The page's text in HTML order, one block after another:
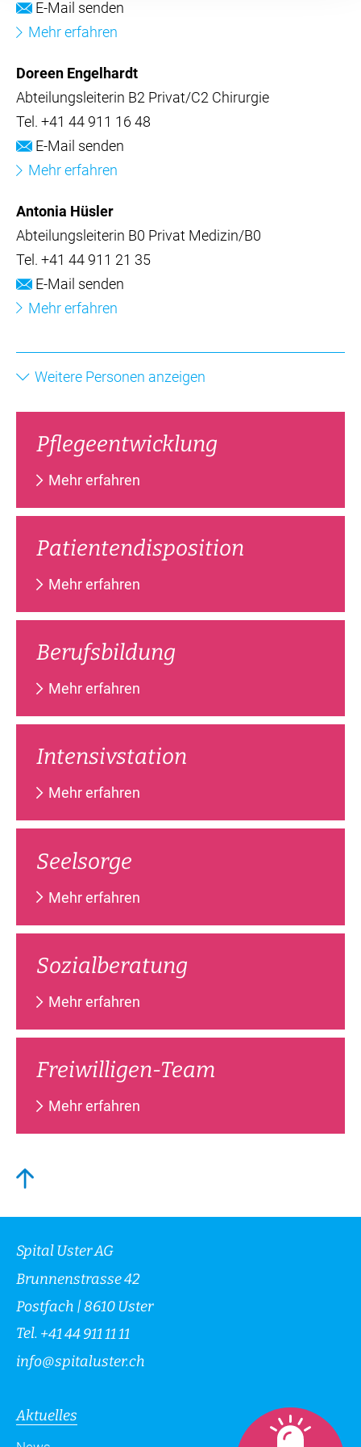
E-Mail senden
Mehr erfahren
Doreen Engelhardt
Abteilungsleiterin B2 Privat/C2 Chirurgie
Tel. +41 44 911 16 48
E-Mail senden
Mehr erfahren
Antonia Hüsler
Abteilungsleiterin B0 Privat Medizin/B0
Tel. +41 44 911 21 35
E-Mail senden
Mehr erfahren
Weitere Personen anzeigen
Pfle­ge­ent­wick­lung
Mehr erfahren
Pa­ti­en­ten­dis­po­si­ti­on
Mehr erfahren
Be­rufs­bil­dung
Mehr erfahren
In­ten­siv­sta­ti­on
Mehr erfahren
Seel­sor­ge
Mehr erfahren
So­zi­al­be­ra­tung
Mehr erfahren
Frei­wil­li­gen-Team
Mehr erfahren
Spital Uster AG
Brunnenstrasse 42
Postfach | 8610 Uster
Tel. +41 44 911 11 11
info@spitaluster.ch
Aktuelles